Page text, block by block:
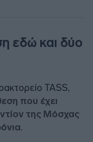
εδώ και δύο
TASS,
που έχει
της Μόσχας
.